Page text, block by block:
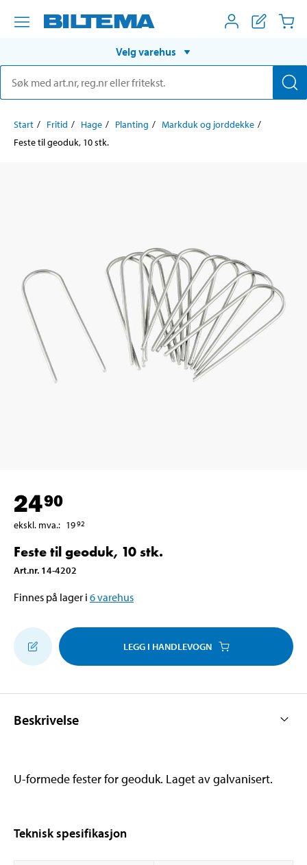
Velg varehus
Start Fritid Hage Planting
Markduk og jorddekke
Feste til geoduk, 10 stk.
2490
ekskl. mva.: 1992
Feste til geoduk, 10 stk.
Art.nr. 14-4202
Finnes på lager i 6varehus
LEGG I HANDLEVOGN
Beskrivelse
U-formede fester for geoduk. Laget av galvanisert.
Teknisk spesifikasjon